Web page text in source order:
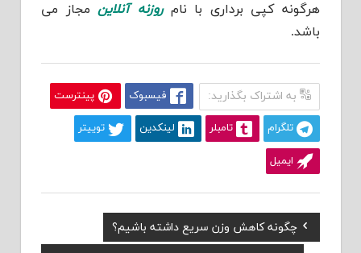
هرگونه کپی برداری با نامروزنه آنلاینمجاز می
باشد.
به اشتراک بگذارید: فیسبوک پینترست
تلگرام تامبلر لینکدین توییتر
ایمیل
راهبری
Previous
Post:
چگونه کاهش وزن سریع داشته باشیم؟